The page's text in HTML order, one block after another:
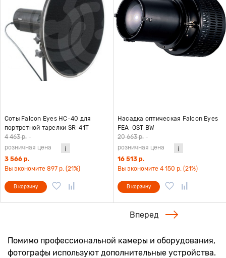
Соты Falcon Eyes HC-40 для
портретной тарелки SR-41T
4 463 р. -
розничная цена
3 566 р.
Вы экономите 897 р. (21%)
В корзину
Насадка оптическая Falcon Eyes
FEA-OST BW
20 663 р. -
розничная цена
16 513 р.
Вы экономите 4 150 р. (21%)
В корзину
Вперед
Помимо профессиональной камеры и оборудования,
фотографы используют дополнительные устройства.